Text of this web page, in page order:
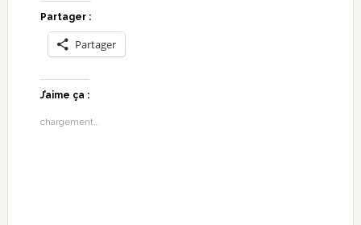
Partager :
Partager
J’aime ça :
chargement…